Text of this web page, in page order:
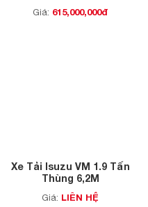
Giá: 615,000,000đ
Xe Tải Isuzu VM 1.9 Tấn
Thùng 6,2M
Giá: LIÊN HỆ